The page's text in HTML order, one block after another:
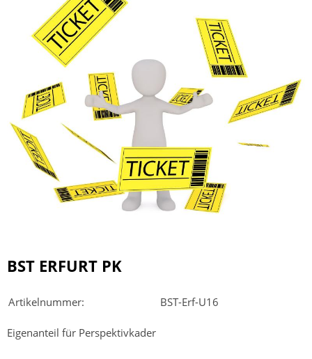
BST ERFURT PK
Artikelnummer: BST-Erf-U16
Eigenanteil für Perspektivkader